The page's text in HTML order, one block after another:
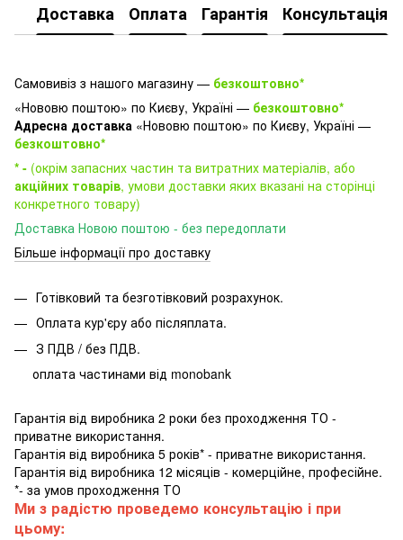
Доставка Оплата Гарантія Консультація
Самовивіз з нашого магазину — безкоштовно*
«Нововю поштою» по Києву, Україні — безкоштовно*
Адресна доставка «Нововю поштою» по Києву, Україні —
безкоштовно*
* - (окрім запасних частин та витратних матеріалів, або
акційних товарів, умови доставки яких вказані на сторінці
конкретного товару)
Доставка Новою поштою - без передоплати
Більше інформації про доставку
Готівковий та безготівковий розрахунок.
Оплата кур'єру або післяплата.
З ПДВ / без ПДВ.
оплата частинами від monobank
Гарантія від виробника 2 роки без проходження ТО -
приватне використання.
Гарантія від виробника 5 років* - приватне використання.
Гарантія від виробника 12 місяців - комерційне, професійне.
*- за умов проходження ТО
Ми з радістю проведемо консультацію і при
цьому: